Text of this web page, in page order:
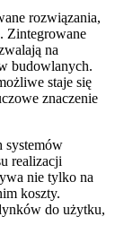
rozwiązania,
Zintegrowane
na
budowlanych.
staje się
znaczenie
systemów
realizacji
nie tylko na
koszty.
do użytku,